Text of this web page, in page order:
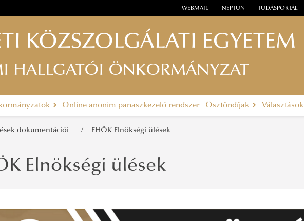
WEBMAIL NEPTUN TUDÁSPORTÁL
KÖZSZOLGÁLATI EGYETEM
HALLGATÓI ÖNKORMÁNYZAT
Online anonim panaszkezelő rendszer Ösztöndíjak Választások
dokumentációi EHÖK Elnökségi ülések
Elnökségi ülések